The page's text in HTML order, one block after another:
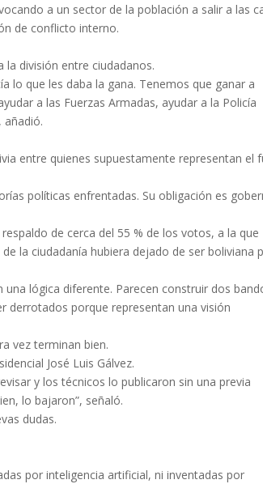
a un sector de la población a salir a las
de conflicto interno.
división entre ciudadanos.
lo que les daba la gana. Tenemos que ganar a
a las Fuerzas Armadas, ayudar a la Policía
añadió.
entre quienes supuestamente representan el
políticas enfrentadas. Su obligación es
de cerca del 55 % de los votos, a la que
la ciudadanía hubiera dejado de ser boliviana
lógica diferente. Parecen construir dos
derrotados porque representan una visión
vez terminan bien.
José Luis Gálvez.
y los técnicos lo publicaron sin una previa
lo bajaron”, señaló.
dudas.
por inteligencia artificial, ni inventadas por